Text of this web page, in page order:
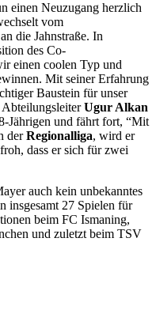
einen Neuzugang herzlich
vom
an die Jahnstraße. In
des Co-
einen coolen Typ und
Mit seiner Erfahrung
Baustein für unser
AbteilungsleiterUgur Alkan
Jährigen und fährt fort, “Mit
derRegionalliga, wird er
dass er sich für zwei
auch kein unbekanntes
insgesamt 27 Spielen für
beim FC Ismaning,
und zuletzt beim TSV